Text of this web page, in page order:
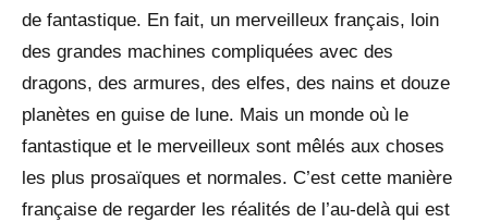
de fantastique. En fait, un merveilleux français, loin
des grandes machines compliquées avec des
dragons, des armures, des elfes, des nains et douze
planètes en guise de lune. Mais un monde où le
fantastique et le merveilleux sont mêlés aux choses
les plus prosaïques et normales. C’est cette manière
française de regarder les réalités de l’au-delà qui est